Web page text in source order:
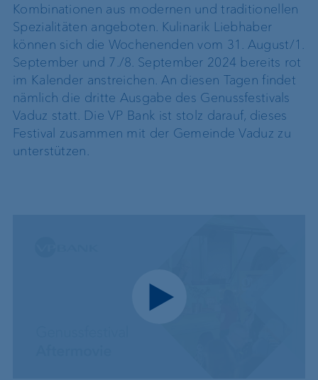
Kombinationen aus modernen und traditionellen
Spezialitäten angeboten. Kulinarik Liebhaber
können sich die Wochenenden vom 31. August/1.
September und 7./8. September 2024 bereits rot
im Kalender anstreichen. An diesen Tagen findet
nämlich die dritte Ausgabe des Genussfestivals
Vaduz statt. Die VP Bank ist stolz darauf, dieses
Festival zusammen mit der Gemeinde Vaduz zu
unterstützen.
Play video